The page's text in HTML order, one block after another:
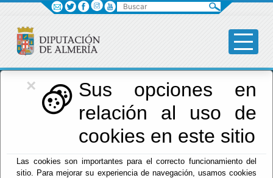
×
Sus opciones en
relación al uso de
cookies en este sitio
Las cookies son importantes para el correcto funcionamiento del
sitio. Para mejorar su experiencia de navegación, usamos cookies
Diputación
Menú Diputación
(Segunda semana de Agosto)
Buscar